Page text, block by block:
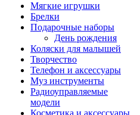
Мягкие игрушки
Брелки
Подарочные наборы
День рождения
Коляски для малышей
Творчество
Телефон и аксессуары
Муз инструменты
Радиоуправляемые
модели
Косметика и аксессуары